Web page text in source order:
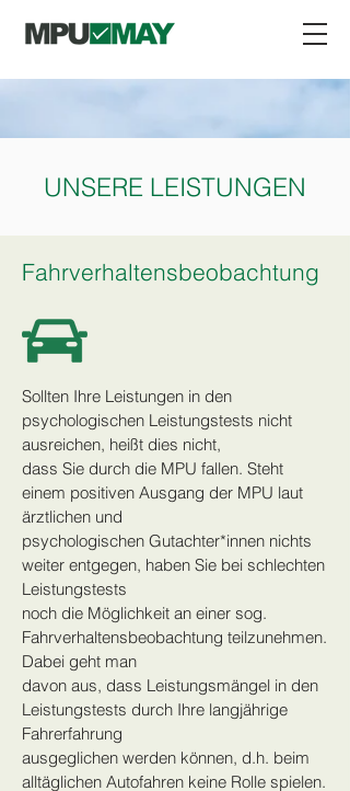
UNSERE LEISTUNGEN
Fahrverhaltensbeobachtung
Sollten Ihre Leistungen in den
psychologischen Leistungstests nicht
ausreichen, heißt dies nicht,
dass Sie durch die MPU fallen. Steht
einem positiven Ausgang der MPU laut
ärztlichen und
psychologischen Gutachter*innen nichts
weiter entgegen, haben Sie bei schlechten
Leistungstests
noch die Möglichkeit an einer sog.
Fahrverhaltensbeobachtung teilzunehmen.
Dabei geht man
davon aus, dass Leistungsmängel in den
Leistungstests durch Ihre langjährige
Fahrerfahrung
ausgeglichen werden können, d.h. beim
alltäglichen Autofahren keine Rolle spielen.